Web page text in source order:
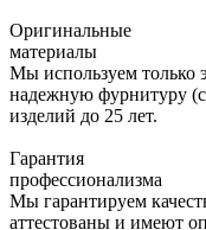
Оригинальные
материалы
Мы используем только
надежную фурнитуру
изделий до 25 лет.
Гарантия
профессионализма
Мы гарантируем
аттестованы и имеют